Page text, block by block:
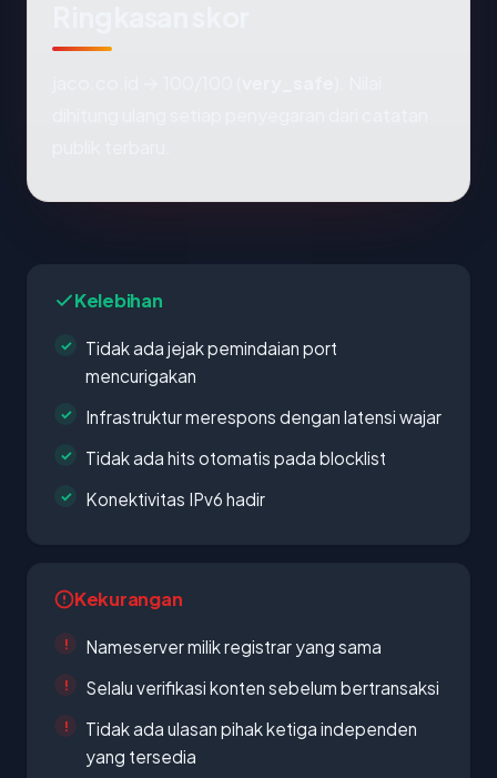
Kelebihan
Tidak ada jejak pemindaian port
mencurigakan
Infrastruktur merespons dengan latensi wajar
Tidak ada hits otomatis pada blocklist
Konektivitas IPv6 hadir
Kekurangan
Nameserver milik registrar yang sama
Selalu verifikasi konten sebelum bertransaksi
Tidak ada ulasan pihak ketiga independen
yang tersedia